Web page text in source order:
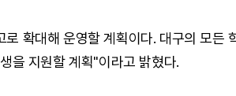
확대해 운영할 계획이다. 대구의 모든
을 지원할 계획"이라고 밝혔다.